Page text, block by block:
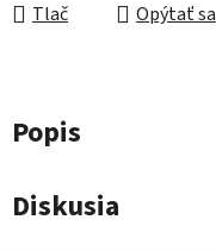
Tlač Opýtať sa
Popis
Diskusia